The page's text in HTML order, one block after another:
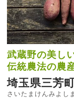
武蔵野の美し
伝統農法の農
埼玉県三芳
さいたまけんみよし